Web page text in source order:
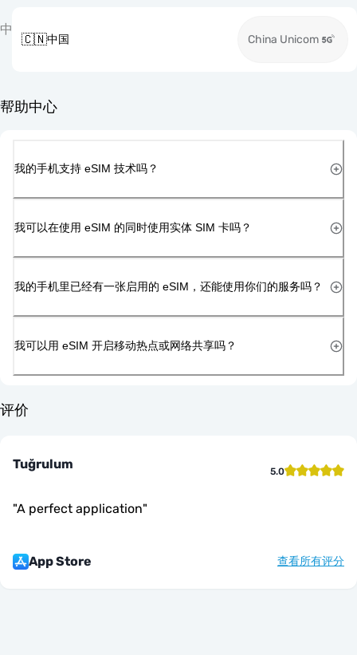
中
🇨🇳中国 China Unicom
帮助中心
我的手机支持 eSIM 技术吗？
我可以在使用 eSIM 的同时使用实体 SIM 卡吗？
我的手机里已经有一张启用的 eSIM，还能使用你们的服务吗？
我可以用 eSIM 开启移动热点或网络共享吗？
评价
Tuğrulum 5.0
"A perfect application"
App Store 查看所有评分